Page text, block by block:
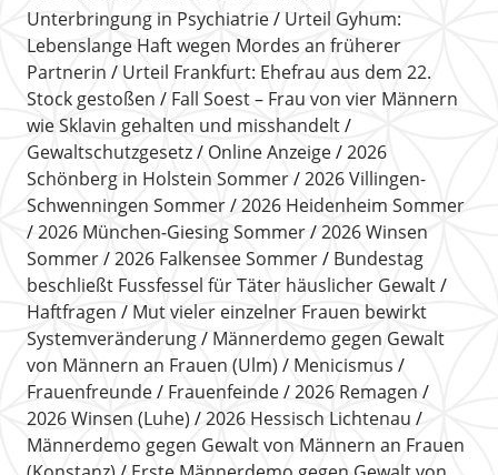
Unterbringung in Psychiatrie
Urteil Gyhum:
Lebenslange Haft wegen Mordes an früherer
Partnerin
Urteil Frankfurt: Ehefrau aus dem 22.
Stock gestoßen
Fall Soest – Frau von vier Männern
wie Sklavin gehalten und misshandelt
Gewaltschutzgesetz
Online Anzeige
2026
Schönberg in Holstein Sommer
2026 Villingen-
Schwenningen Sommer
2026 Heidenheim Sommer
2026 München-Giesing Sommer
2026 Winsen
Sommer
2026 Falkensee Sommer
Bundestag
beschließt Fussfessel für Täter häuslicher Gewalt
Haftfragen
Mut vieler einzelner Frauen bewirkt
Systemveränderung
Männerdemo gegen Gewalt
von Männern an Frauen (Ulm)
Menicismus
Frauenfreunde
Frauenfeinde
2026 Remagen
2026 Winsen (Luhe)
2026 Hessisch Lichtenau
Männerdemo gegen Gewalt von Männern an Frauen